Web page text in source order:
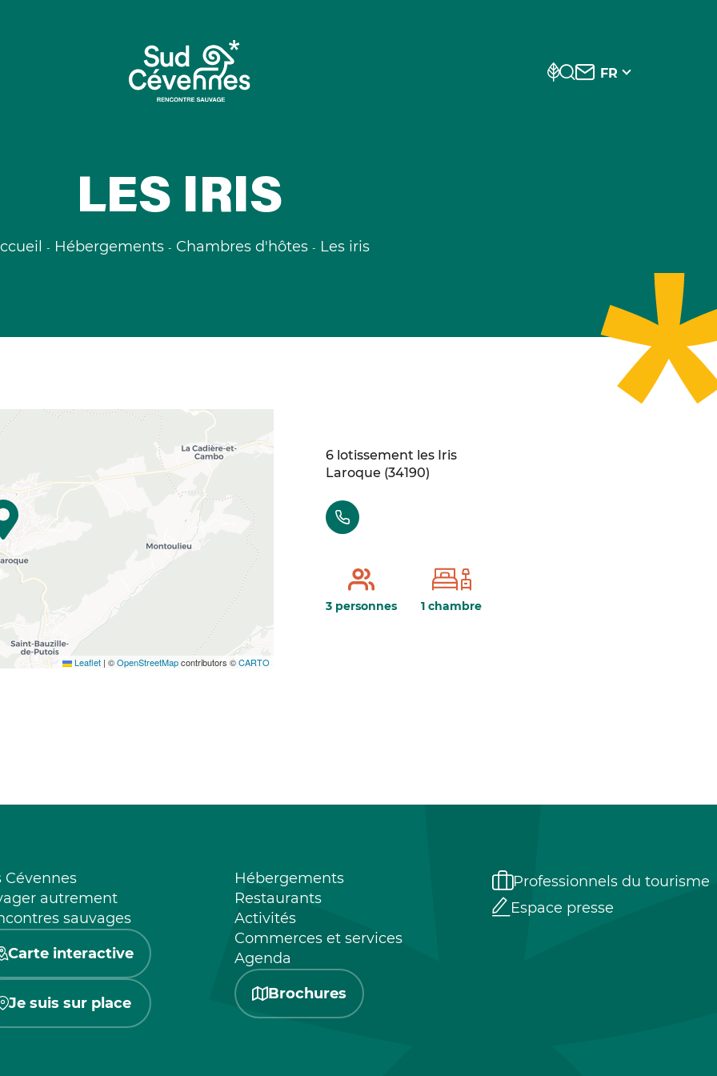
FR
LES IRIS
Hébergements Chambres d'hôtes Les iris
Leaflet | ©OpenStreetMapcontributors ©CARTO
6 lotissement les Iris
Laroque (34190)
3 personnes 1 chambre
Cévennes
autrement
sauvages
Carte interactive
Je suis sur place
Hébergements
Restaurants
Activités
Commerces et services
Agenda
Brochures
Professionnels du tourisme
Espace presse